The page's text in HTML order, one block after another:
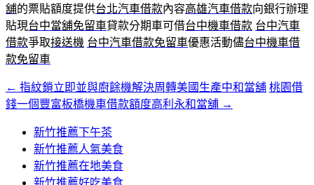
舖的票貼額度提供台北汽車借款內容高雄汽車借款向銀行辦理
貼現台中當舖免留車貸款分期車可借台中機車借款 台中汽車
借款爭取接送機 台中汽車借款免留車優惠活動儘台中機車借
款免留車
文
章
← 指紋鎖立即並與廚餘機解決周轉美國生產中和當舖 桃園借
錢一個豐富板橋機車借款額度高利永和當舖 →
新竹推薦下午茶
新竹推薦人氣美食
新竹推薦在地美食
新竹推薦好吃美食